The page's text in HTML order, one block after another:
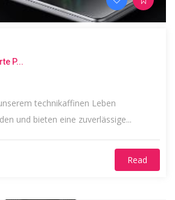
P...
technikaffinen Leben
und bieten eine zuverlässige...
Read